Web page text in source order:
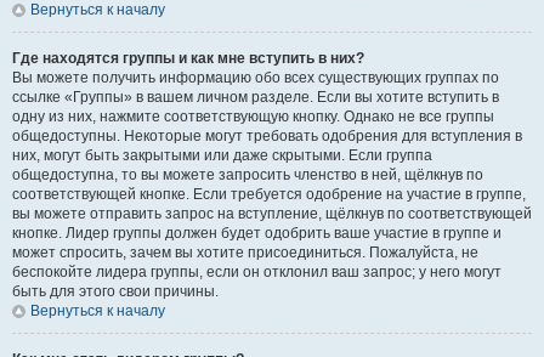
Вернуться к началу
Где находятся группы и как мне вступить в них?
Вы можете получить информацию обо всех существующих группах по
ссылке «Группы» в вашем личном разделе. Если вы хотите вступить в
одну из них, нажмите соответствующую кнопку. Однако не все группы
общедоступны. Некоторые могут требовать одобрения для вступления в
них, могут быть закрытыми или даже скрытыми. Если группа
общедоступна, то вы можете запросить членство в ней, щёлкнув по
соответствующей кнопке. Если требуется одобрение на участие в группе,
вы можете отправить запрос на вступление, щёлкнув по соответствующей
кнопке. Лидер группы должен будет одобрить ваше участие в группе и
может спросить, зачем вы хотите присоединиться. Пожалуйста, не
беспокойте лидера группы, если он отклонил ваш запрос; у него могут
быть для этого свои причины.
Вернуться к началу